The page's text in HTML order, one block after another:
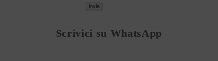
Scrivici su WhatsApp